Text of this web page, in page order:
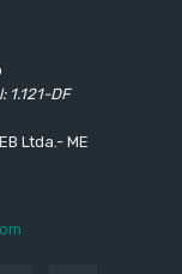
1.121-DF
Ltda.- ME